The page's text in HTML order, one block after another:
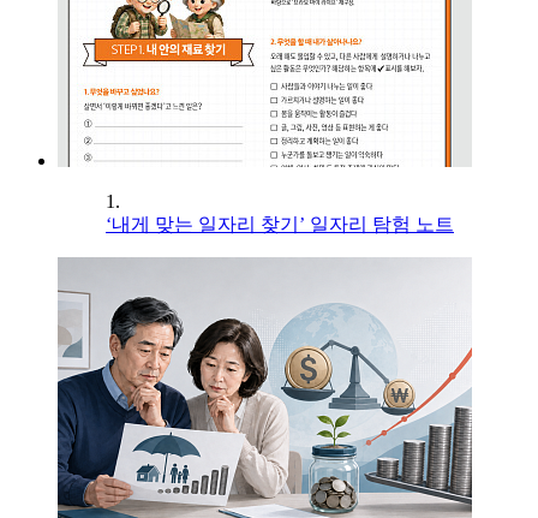
1.
‘내게 맞는 일자리 찾기’ 일자리 탐험 노트